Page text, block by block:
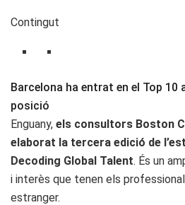
Contingut
Barcelona ha entrat en el Top 10
posició
Enguany, els consultors Boston
elaborat la tercera edició de
Decoding Global Talent. És un
i interès que tenen els
estranger.